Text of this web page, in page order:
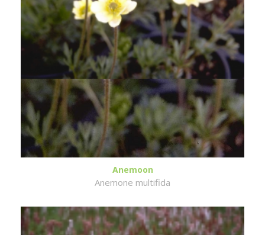
Anemoon
Anemone multifida